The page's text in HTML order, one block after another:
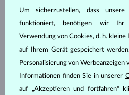
SEHEN SIE SICH
Vintage-Schmuck als
Rubine, Saphire und Smaragde
Um sicherzustellen, dass unsere
funktioniert, benötigen wir Ihr
Verwendung von Cookies, d. h.
auf Ihrem Gerät gespeichert
Personalisierung von
Informationen finden Sie in unserer
auf „Akzeptieren und fortfahren“